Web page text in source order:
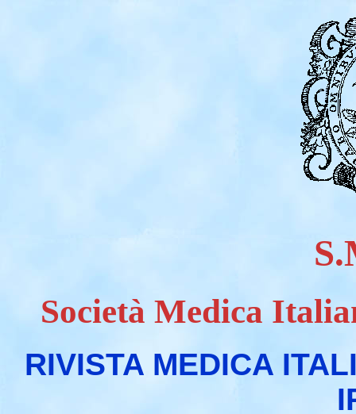
Società Medica
RIVISTA MEDICA